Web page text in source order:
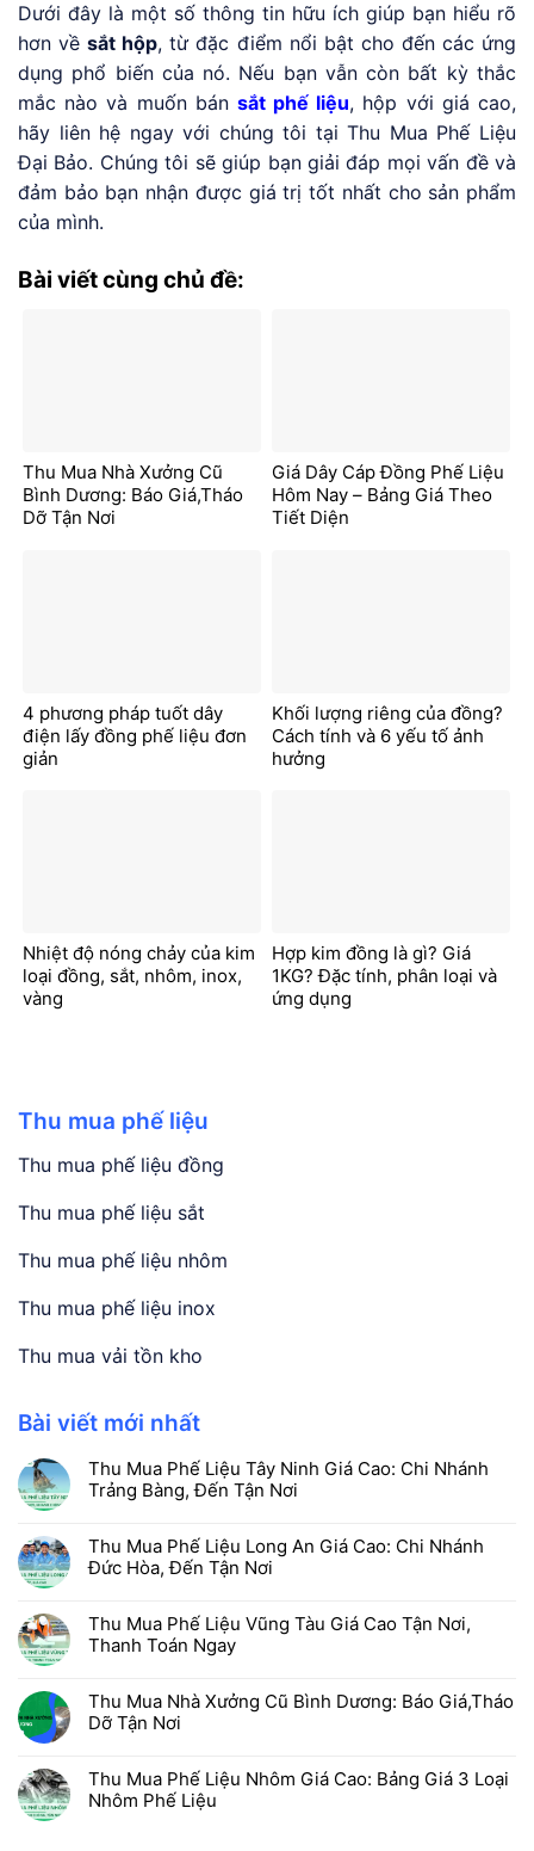
Thu mua phế liệu
Thu mua phế liệu đồng
Thu mua phế liệu sắt
Thu mua phế liệu nhôm
Thu mua phế liệu inox
Thu mua vải tồn kho
Bài viết mới nhất
Thu Mua Phế Liệu Tây Ninh Giá Cao: Chi Nhánh
Trảng Bàng, Đến Tận Nơi
Thu Mua Phế Liệu Long An Giá Cao: Chi Nhánh
Đức Hòa, Đến Tận Nơi
Thu Mua Phế Liệu Vũng Tàu Giá Cao Tận Nơi,
Thanh Toán Ngay
Thu Mua Nhà Xưởng Cũ Bình Dương: Báo Giá,Tháo
Dỡ Tận Nơi
Thu Mua Phế Liệu Nhôm Giá Cao: Bảng Giá 3 Loại
Nhôm Phế Liệu
Dưới đây là một số thông tin hữu ích giúp bạn hiểu rõ
hơn vềsắt hộp, từ đặc điểm nổi bật cho đến các ứng
dụng phổ biến của nó. Nếu bạn vẫn còn bất kỳ thắc
mắc nào và muốn bán sắt phế liệu, hộp với giá cao,
hãy liên hệ ngay với chúng tôi tại Thu Mua Phế Liệu
Đại Bảo. Chúng tôi sẽ giúp bạn giải đáp mọi vấn đề và
đảm bảo bạn nhận được giá trị tốt nhất cho sản phẩm
của mình.
Bài viết cùng chủ đề:
Thu Mua Nhà Xưởng Cũ
Bình Dương: Báo Giá,Tháo
Dỡ Tận Nơi
Giá Dây Cáp Đồng Phế Liệu
Hôm Nay – Bảng Giá Theo
Tiết Diện
4 phương pháp tuốt dây
điện lấy đồng phế liệu đơn
giản
Khối lượng riêng của đồng?
Cách tính và 6 yếu tố ảnh
hưởng
Nhiệt độ nóng chảy của kim
loại đồng, sắt, nhôm, inox,
vàng
Hợp kim đồng là gì? Giá
1KG? Đặc tính, phân loại và
ứng dụng